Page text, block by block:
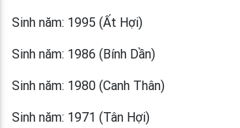
Sinh năm: 1995 (Ất Hợi)
Sinh năm: 1986 (Bính Dần)
Sinh năm: 1980 (Canh Thân)
Sinh năm: 1971 (Tân Hợi)